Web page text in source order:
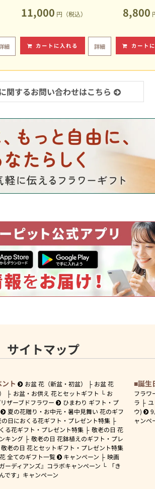
11,000 円（税込）
細 カートに入れる
8,800
詳細 カート
関するお問い合わせはこちら
サイトマップ
ト お盆 花（新盆・初盆）
お盆 花
お盆・お供え 花とセットギフト
お
ザーブドフラワー
ひまわり ギフト・プ
夏の花贈り・お中元・暑中見舞い 花のギフ
日におくる花ギフト・プレゼント特集
る花ギフト・プレゼント特集
敬老の日 花
キング
敬老の日 花鉢植えのギフト・プレ
敬老の日 花とセットギフト・プレゼント特集
全てのギフト一覧
キャンペーン
映画
ーディアンズ』コラボキャンペーン
「き
です」キャンペーン
誕生
フラワ
ラ
ウ)
ャンペ